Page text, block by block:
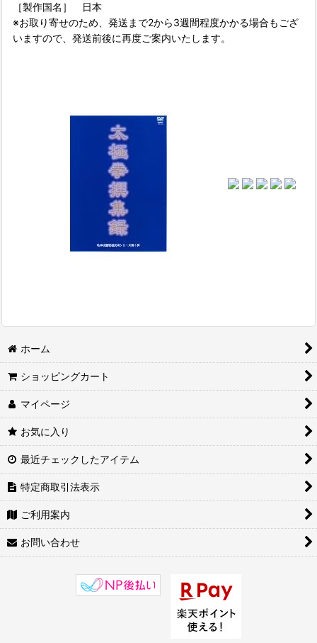
［製作国名］ 日本
※お取り寄せのため、発送まで2から3週間程度かかる場合もござ
いますので、発送前後に再度ご案内いたします。
ホーム
ショッピングカート
マイページ
お気に入り
最近チェックしたアイテム
特定商取引法表示
ご利用案内
お問い合わせ